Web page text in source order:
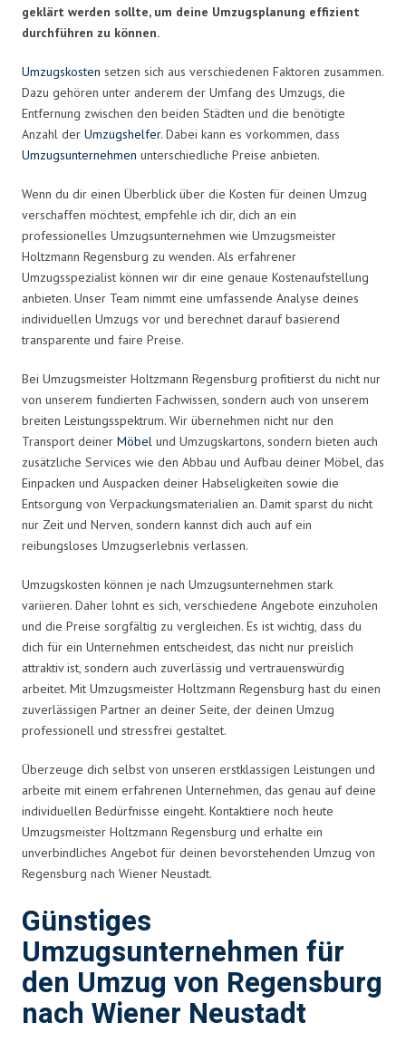
geklärt werden sollte, um deine Umzugsplanung effizient
durchführen zu können.
Umzugskosten setzen sich aus verschiedenen Faktoren zusammen.
Dazu gehören unter anderem der Umfang des Umzugs, die
Entfernung zwischen den beiden Städten und die benötigte
Anzahl der Umzugshelfer. Dabei kann es vorkommen, dass
Umzugsunternehmen unterschiedliche Preise anbieten.
Wenn du dir einen Überblick über die Kosten für deinen Umzug
verschaffen möchtest, empfehle ich dir, dich an ein
professionelles Umzugsunternehmen wie Umzugsmeister
Holtzmann Regensburg zu wenden. Als erfahrener
Umzugsspezialist können wir dir eine genaue Kostenaufstellung
anbieten. Unser Team nimmt eine umfassende Analyse deines
individuellen Umzugs vor und berechnet darauf basierend
transparente und faire Preise.
Bei Umzugsmeister Holtzmann Regensburg profitierst du nicht nur
von unserem fundierten Fachwissen, sondern auch von unserem
breiten Leistungsspektrum. Wir übernehmen nicht nur den
Transport deiner Möbel und Umzugskartons, sondern bieten auch
zusätzliche Services wie den Abbau und Aufbau deiner Möbel, das
Einpacken und Auspacken deiner Habseligkeiten sowie die
Entsorgung von Verpackungsmaterialien an. Damit sparst du nicht
nur Zeit und Nerven, sondern kannst dich auch auf ein
reibungsloses Umzugserlebnis verlassen.
Umzugskosten können je nach Umzugsunternehmen stark
variieren. Daher lohnt es sich, verschiedene Angebote einzuholen
und die Preise sorgfältig zu vergleichen. Es ist wichtig, dass du
dich für ein Unternehmen entscheidest, das nicht nur preislich
attraktiv ist, sondern auch zuverlässig und vertrauenswürdig
arbeitet. Mit Umzugsmeister Holtzmann Regensburg hast du einen
zuverlässigen Partner an deiner Seite, der deinen Umzug
professionell und stressfrei gestaltet.
Überzeuge dich selbst von unseren erstklassigen Leistungen und
arbeite mit einem erfahrenen Unternehmen, das genau auf deine
individuellen Bedürfnisse eingeht. Kontaktiere noch heute
Umzugsmeister Holtzmann Regensburg und erhalte ein
unverbindliches Angebot für deinen bevorstehenden Umzug von
Regensburg nach Wiener Neustadt.
Günstiges
Umzugsunternehmen für
den Umzug von Regensburg
nach Wiener Neustadt